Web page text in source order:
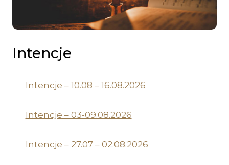
Intencje
Intencje – 10.08 – 16.08.2026
Intencje – 03-09.08.2026
Intencje – 27.07 – 02.08.2026